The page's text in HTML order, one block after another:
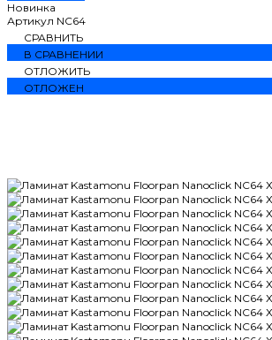
Новинка
Артикул NC64
СРАВНИТЬ
В СРАВНЕНИИ
ОТЛОЖИТЬ
ОТЛОЖЕН